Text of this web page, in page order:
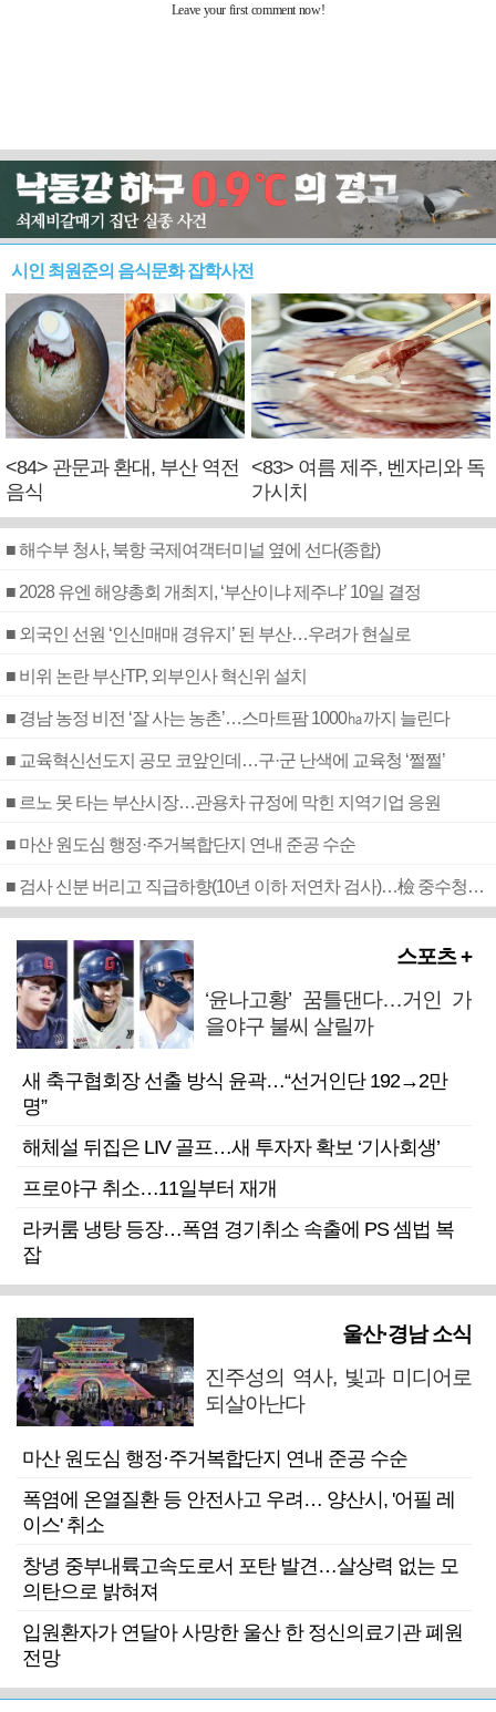
시인 최원준의 음식문화 잡학사전
<84> 관문과 환대, 부산 역전
음식
<83> 여름 제주, 벤자리와 독
가시치
■ 해수부 청사, 북항 국제여객터미널 옆에 선다(종합)
■ 2028 유엔 해양총회 개최지, ‘부산이냐 제주냐’ 10일 결정
■ 외국인 선원 ‘인신매매 경유지’ 된 부산…우려가 현실로
■ 비위 논란 부산TP, 외부인사 혁신위 설치
■ 경남 농정 비전 ‘잘 사는 농촌’…스마트팜 1000㏊까지 늘린다
■ 교육혁신선도지 공모 코앞인데…구·군 난색에 교육청 ‘쩔쩔’
■ 르노 못 타는 부산시장…관용차 규정에 막힌 지역기업 응원
■ 마산 원도심 행정·주거복합단지 연내 준공 수순
■ 검사 신분 버리고 직급하향(10년 이하 저연차 검사)…檢 중수청행 기피
스포츠 +
‘윤나고황’ 꿈틀댄다…거인 가
을야구 불씨 살릴까
새 축구협회장 선출 방식 윤곽…“선거인단 192→2만
명”
해체설 뒤집은 LIV 골프…새 투자자 확보 ‘기사회생’
프로야구 취소…11일부터 재개
라커룸 냉탕 등장…폭염 경기취소 속출에 PS 셈법 복
잡
울산·경남 소식
진주성의 역사, 빛과 미디어로
되살아난다
마산 원도심 행정·주거복합단지 연내 준공 수순
폭염에 온열질환 등 안전사고 우려… 양산시, '어필 레
이스' 취소
창녕 중부내륙고속도로서 포탄 발견…살상력 없는 모
의탄으로 밝혀져
입원환자가 연달아 사망한 울산 한 정신의료기관 폐원
전망